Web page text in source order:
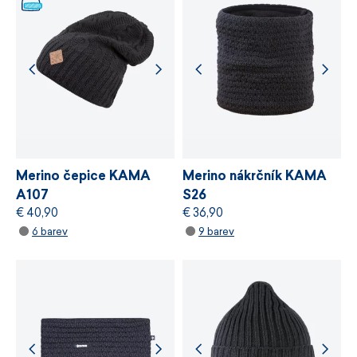
stanovuje požadavky na bezpečnost
chemických látek, odpovědné využívání zdrojů
a řízení výrobních procesů.
Merino čepice KAMA
A107
€ 40,90
6 barev
Merino nákrčník KAMA
S26
€ 36,90
9 barev